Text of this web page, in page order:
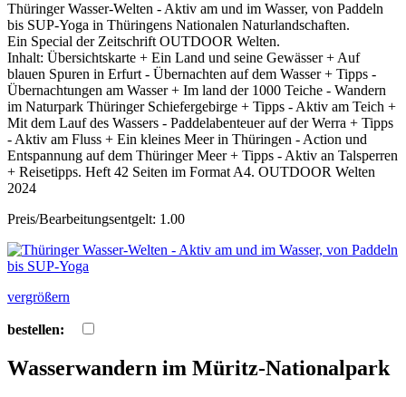
Thüringer Wasser-Welten - Aktiv am und im Wasser, von Paddeln
bis SUP-Yoga in Thüringens Nationalen Naturlandschaften.
Ein Special der Zeitschrift OUTDOOR Welten.
Inhalt: Übersichtskarte + Ein Land und seine Gewässer + Auf
blauen Spuren in Erfurt - Übernachten auf dem Wasser + Tipps -
Übernachtungen am Wasser + Im land der 1000 Teiche - Wandern
im Naturpark Thüringer Schiefergebirge + Tipps - Aktiv am Teich +
Mit dem Lauf des Wassers - Paddelabenteuer auf der Werra + Tipps
- Aktiv am Fluss + Ein kleines Meer in Thüringen - Action und
Entspannung auf dem Thüringer Meer + Tipps - Aktiv an Talsperren
+ Reisetipps. Heft 42 Seiten im Format A4. OUTDOOR Welten
2024
Preis/Bearbeitungsentgelt: 1.00
vergrößern
bestellen:
Wasserwandern im Müritz-Nationalpark